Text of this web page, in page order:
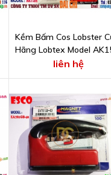
Kềm Bấm Cos Lobster
Hãng Lobtex Model
liên hệ